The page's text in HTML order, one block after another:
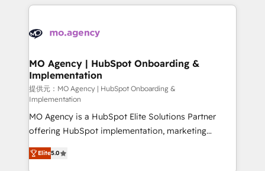
services are offered in both English & French.
onboarding from platforms like Salesforce, NetSuite,
WordPress and legacy CRMs, turning fragmented
architectures that accelerate revenue operations and
performance. - Multi-object CRM migration, cleanup,
and implementation. - Pre-built and custom
integrations across your full tech stack. - Custom
object setup, CMS builds, and full-funnel automation.
- Dashboards, lifecycle campaigns, and lead
nurturing sequences. - Cross-hub setup across
Marketing, Sales, Operations, and Service Hubs. -
MO Agency | HubSpot Onboarding &
Implementation
提供元：MO Agency | HubSpot Onboarding &
Implementation
MO Agency is a HubSpot Elite Solutions Partner
offering HubSpot implementation, marketing
automation, CRM and RevOps consulting, B2B SEO,
paid media, content marketing, AEO and GEO (AI
Elite5.0